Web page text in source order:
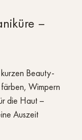
–
Beauty-
Wimpern
die Haut –
Auszeit